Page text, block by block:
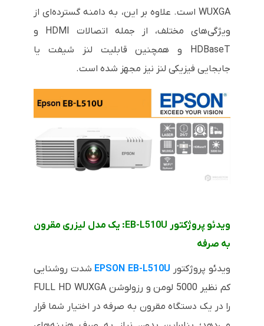
WUXGAاست. علاوه بر این، به دامنه گسترده‌ای از
ویژگی‌های مختلف، از جمله اتصالات HDMI و
HDBaseT و همچنین قابلیت لنز شیفت یا
جابجایی فیزیکی لنز نیز مجهز شده است.
ویدئو پروژکتور EB-L510U: یک مدل لیزری مقرون
به صرفه
ویدئو پروژکتور EB-L510U
شدت روشنایی
کم نظیر 5000 لومن و رزولوشن
WUXGA
FULL HD
را در یک دستگاه مقرون به صرفه در اختیار شما قرار